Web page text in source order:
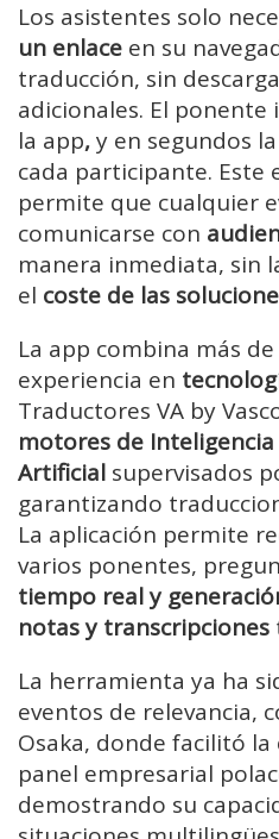
Los asistentes solo
un enlace en su
traducción, sin
adicionales. El ponente
la app,y en segundos
cada participante. Este
permite que cualquier
comunicarse con
manera inmediata, sin
el coste de las
La app combina más
experiencia en
Traductores VA by
motores de Inteligencia
Artificial supervisados
garantizando
La aplicación permite
varios ponentes,
tiempo real y
notas y transcripciones
La herramienta ya ha
eventos de relevancia,
Osaka, donde facilitó
panel empresarial
demostrando su